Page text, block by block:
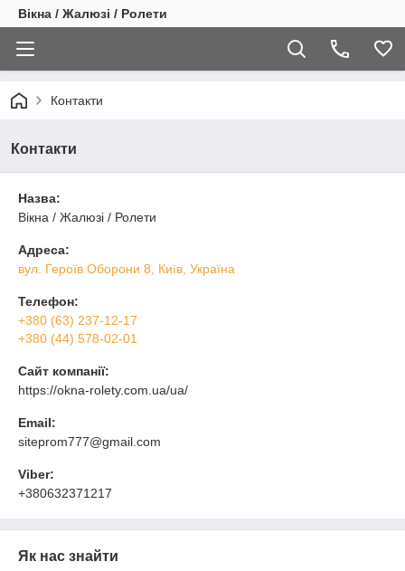
Вікна / Жалюзі / Ролети
Контакти
Контакти
Назва:
Вікна / Жалюзі / Ролети
Адреса:
вул. Героїв Оборони 8, Київ, Україна
Телефон:
+380 (63) 237-12-17
+380 (44) 578-02-01
Сайт компанії:
https://okna-rolety.com.ua/ua/
Email:
siteprom777@gmail.com
Viber:
+380632371217
Як нас знайти